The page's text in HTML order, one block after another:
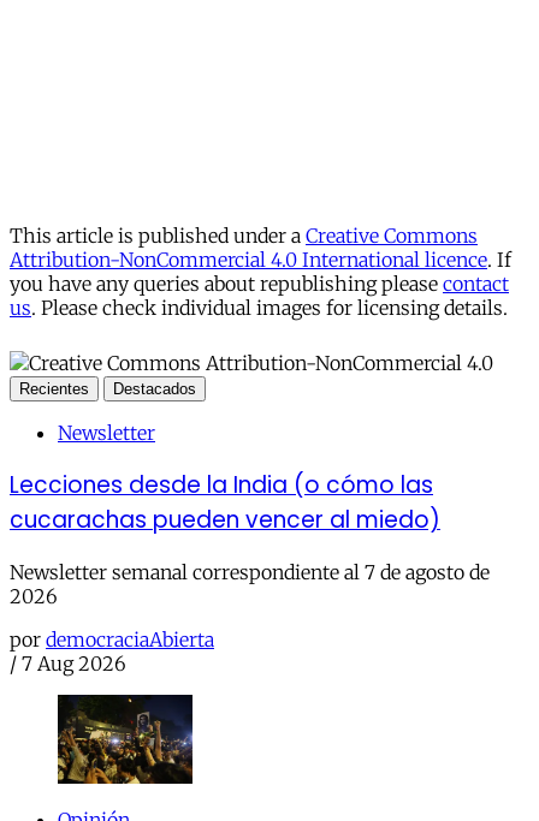
This article is published under a Creative Commons
Attribution-NonCommercial 4.0 International licence. If
you have any queries about republishing please contact
us. Please check individual images for licensing details.
Recientes Destacados
Newsletter
Lecciones desde la India (o cómo las
cucarachas pueden vencer al miedo)
Newsletter semanal correspondiente al 7 de agosto de
2026
por democraciaAbierta
/ 7 Aug 2026